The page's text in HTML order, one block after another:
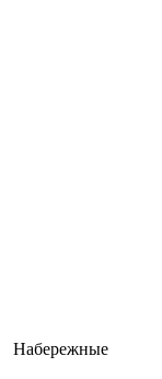
Набережные